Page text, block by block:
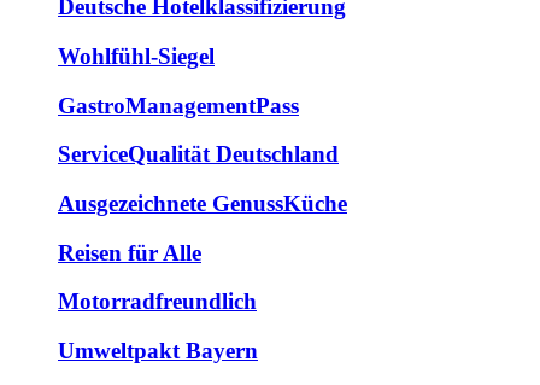
Deutsche Hotelklassifizierung
Wohlfühl-Siegel
GastroManagementPass
ServiceQualität Deutschland
Ausgezeichnete GenussKüche
Reisen für Alle
Motorradfreundlich
Umweltpakt Bayern